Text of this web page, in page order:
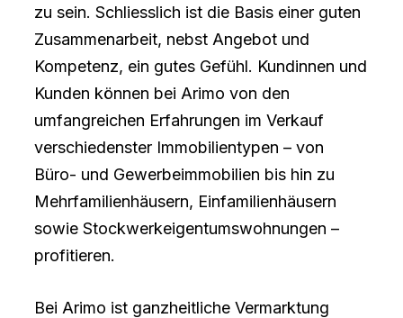
zu sein. Schliesslich ist die Basis einer guten
Zusammenarbeit, nebst Angebot und
Kompetenz, ein gutes Gefühl. Kundinnen und
Kunden können bei Arimo von den
umfangreichen Erfahrungen im Verkauf
verschiedenster Immobilientypen – von
Büro- und Gewerbeimmobilien bis hin zu
Mehrfamilienhäusern, Einfamilienhäusern
sowie Stockwerkeigentumswohnungen –
profitieren.
Bei Arimo ist ganzheitliche Vermarktung